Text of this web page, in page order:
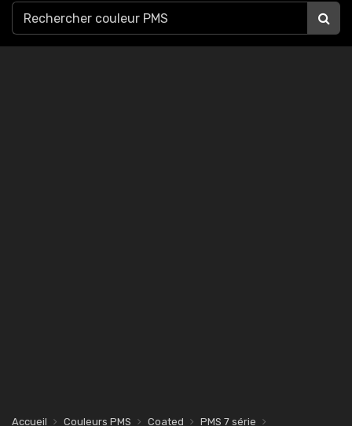
Accueil Couleurs PMS Coated
PMS 7 série